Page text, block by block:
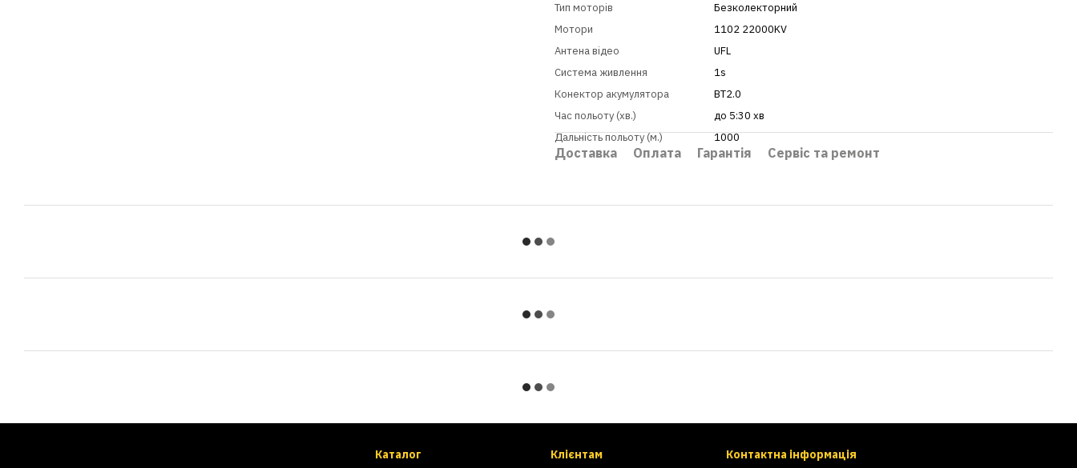
Тип моторів
Безколекторний
Мотори
1102 22000KV
Антена відео
UFL
Система живлення
1s
Конектор акумулятора
BT2.0
Час польоту (хв.)
до 5:30 хв
Дальність польоту (м.)
1000
Доставка Оплата Гарантія Сервіс та ремонт
Каталог Клієнтам Контактна інформація